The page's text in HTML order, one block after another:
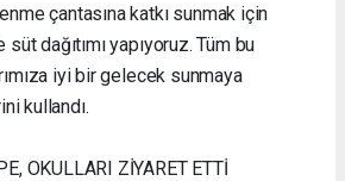
çantasına katkı sunmak için
süt dağıtımı yapıyoruz. Tüm bu
iyi bir gelecek sunmaya
kullandı.
OKULLARI ZİYARET ETTİ